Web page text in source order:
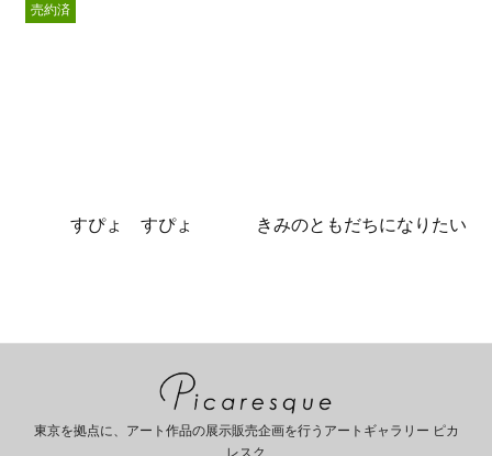
すぴょ すぴょ
売約済
きみのともだちになりたい
東京を拠点に、アート作品の展示販売企画を行うアートギャラリー ピカ
レスク